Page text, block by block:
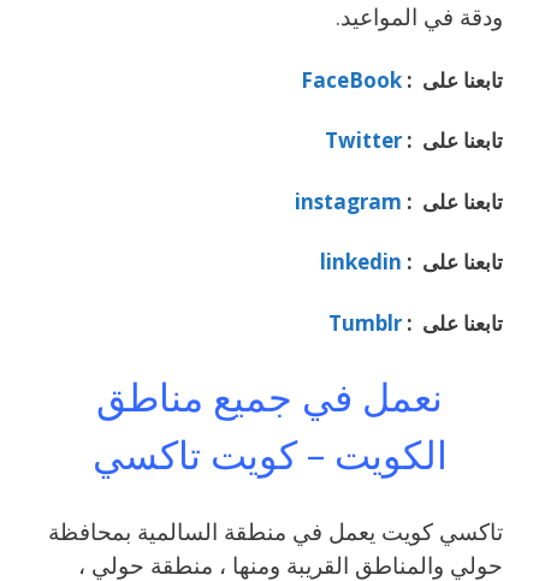
ودقة في المواعيد.
تابعنا على : FaceBook
تابعنا على : Twitter
تابعنا على : instagram
تابعنا على : linkedin
تابعنا على : Tumblr
نعمل في جميع مناطق
الكويت – كويت تاكسي
تاكسي كويت يعمل في منطقة السالمية بمحافظة
حولي والمناطق القريبة ‎ومنها ، منطقة حولي ،